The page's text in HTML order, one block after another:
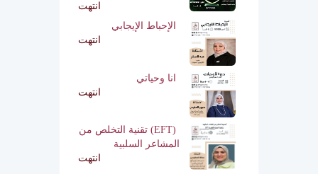
انتهت
الإحباط الإيجابي
انتهت
انا وحياتي
انتهت
(EFT) تقنية التخلص من
المشاعر السلبية
انتهت